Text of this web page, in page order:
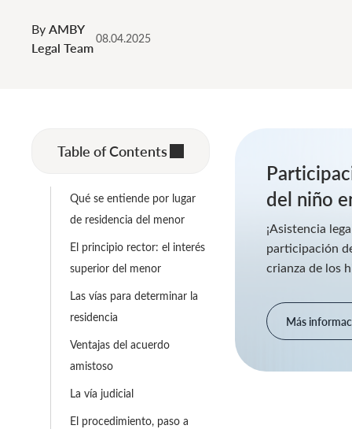
ByAMBY
Legal Team
08.04.2025
Table of Contents
Qué se entiende por lugar
de residencia del menor
El principio rector: el interés
superior del menor
Las vías para determinar la
residencia
Ventajas del acuerdo
amistoso
La vía judicial
El procedimiento, paso a
del niño
¡Asistencia
participación
crianza de los
Más